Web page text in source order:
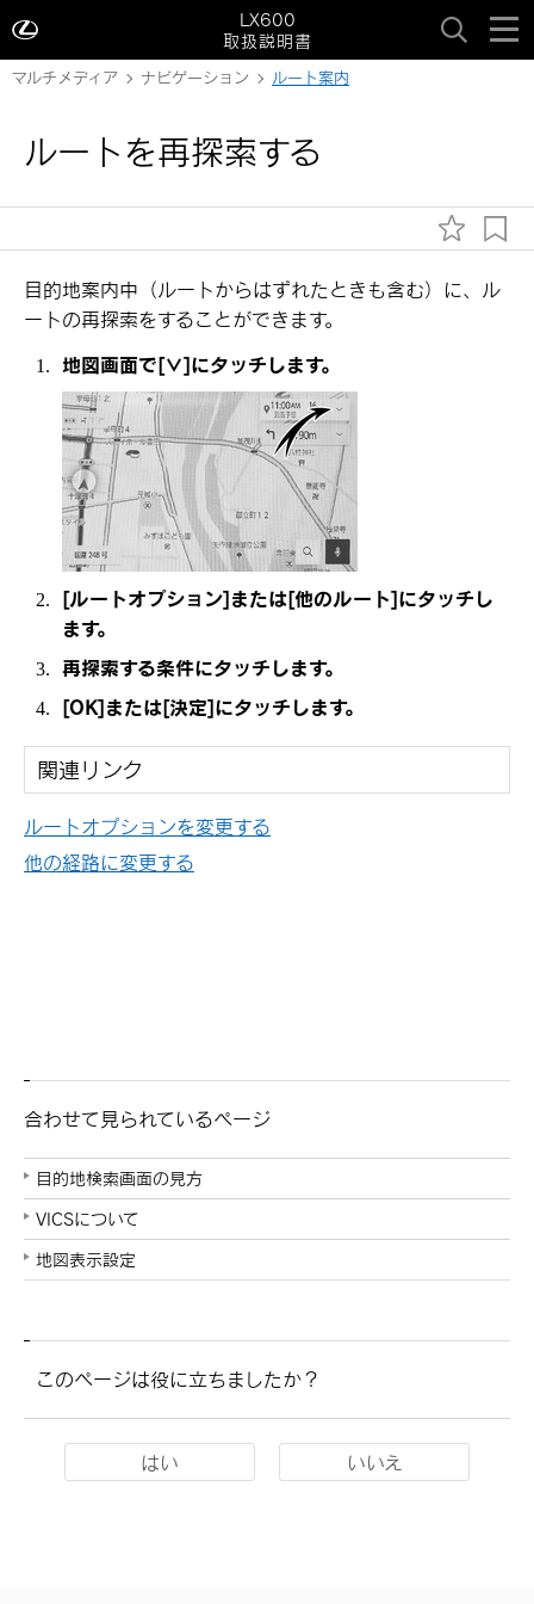
LX600
取扱説明書
マルチメディア ナビゲーション ルート案内
ルートを再探索する
目的地案内中（ルートからはずれたときも含む）に、ル
ートの再探索をすることができます。
地図画面で[‍∨‍]にタッチします。
[‍ルートオプション‍]または[‍他のルート‍]にタッチし
ます。
再探索する条件にタッチします。
[‍OK‍]または[‍決定‍]にタッチします。
関連リンク
ルートオプションを変更する
他の経路に変更する
合わせて見られているページ
目的地検索画面の見方
VICSについて
地図表示設定
このページは役に立ちましたか？
はい いいえ